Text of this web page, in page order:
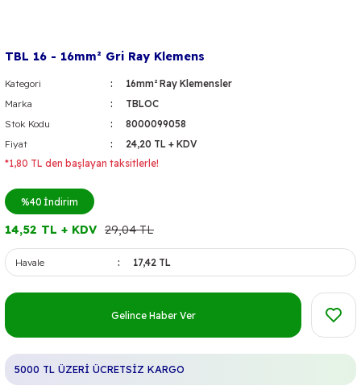
TBL 16 - 16mm² Gri Ray Klemens
Kategori
16mm² Ray Klemensler
Marka
TBLOC
Stok Kodu
8000099058
Fiyat
24,20 TL + KDV
*1,80 TL den başlayan taksitlerle!
%40 İndirim
14,52 TL + KDV 29,04 TL
Havale 17,42 TL
Gelince Haber Ver
5000 TL ÜZERİ ÜCRETSİZ KARGO